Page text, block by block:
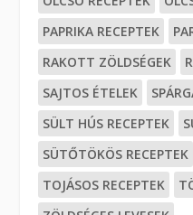
PAPRIKA RECEPTEK
RAKOTT ZÖLDSÉGEK
SAJTOS ÉTELEK
SÜLT HÚS RECEPTEK
SÜTŐTÖKÖS RECEPTEK
TOJÁSOS RECEPTEK